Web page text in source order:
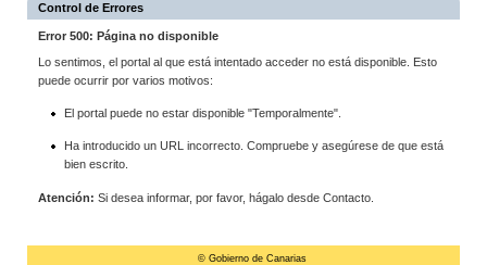
Control de Errores
Error 500: Página no disponible
Lo sentimos, el portal al que está intentado acceder no está disponible. Esto
puede ocurrir por varios motivos:
El portal puede no estar disponible "Temporalmente".
Ha introducido un URL incorrecto. Compruebe y asegúrese de que está
bien escrito.
Atención: Si desea informar, por favor, hágalo desde Contacto.
© Gobierno de Canarias